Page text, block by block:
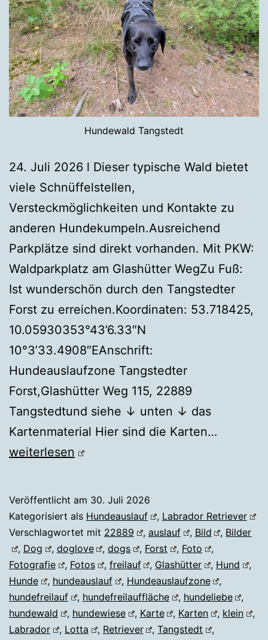
Hundewald Tangstedt
24. Juli 2026 l Dieser typische Wald bietet
viele Schnüffelstellen,
Versteckmöglichkeiten und Kontakte zu
anderen Hundekumpeln.Ausreichend
Parkplätze sind direkt vorhanden. Mit PKW:
Waldparkplatz am Glashütter WegZu Fuß:
Ist wunderschön durch den Tangstedter
Forst zu erreichen.Koordinaten: 53.718425,
10.05930353°43’6.33″N
10°3’33.4908″EAnschrift:
Hundeauslaufzone Tangstedter
Forst,Glashütter Weg 115, 22889
Tangstedtund siehe ↓ unten ↓ das
Kartenmaterial Hier sind die Karten…
weiterlesen
Veröffentlicht am 30. Juli 2026
Kategorisiert als Hundeauslauf , Labrador Retriever
Verschlagwortet mit 22889 , auslauf , Bild , Bilder
, Dog , doglove ,dogs , Forst , Foto
,
Fotografie
, Fotos , freilauf , Glashütter , Hund
,
Hunde
, hundeauslauf , Hundeauslaufzone
,
hundefreilauf
, hundefreilauffläche , hundeliebe
,
hundewald
, hundewiese , Karte , Karten , klein
,
Labrador
, Lotta , Retriever ,Tangstedt
,